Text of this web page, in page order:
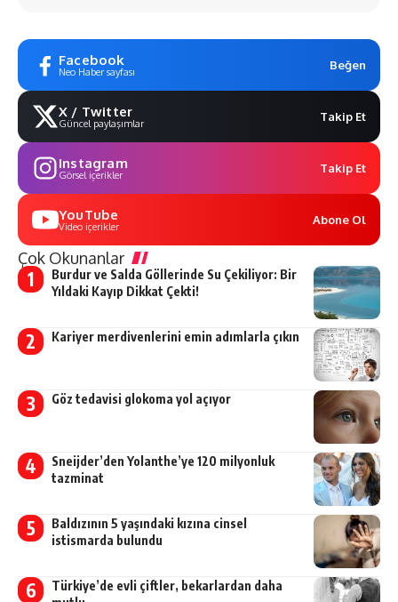
Facebook
Neo Haber sayfası Beğen
X / Twitter
Güncel paylaşımlar Takip Et
Instagram
Görsel içerikler Takip Et
YouTube
Video içerikler Abone Ol
Çok Okunanlar
Burdur ve Salda Göllerinde Su Çekiliyor: Bir
Yıldaki Kayıp Dikkat Çekti!
Kariyer merdivenlerini emin adımlarla çıkın
Göz tedavisi glokoma yol açıyor
Sneijder’den Yolanthe’ye 120 milyonluk
tazminat
Baldızının 5 yaşındaki kızına cinsel
istismarda bulundu
Türkiye’de evli çiftler, bekarlardan daha